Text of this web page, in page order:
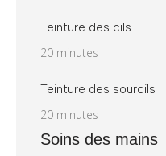
Teinture des cils
20 minutes
Teinture des sourcils
20 minutes
Soins des mains